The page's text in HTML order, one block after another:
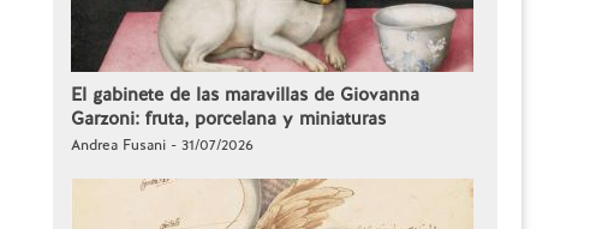
El gabinete de las maravillas de Giovanna
Garzoni: fruta, porcelana y miniaturas
Andrea Fusani - 31/07/2026